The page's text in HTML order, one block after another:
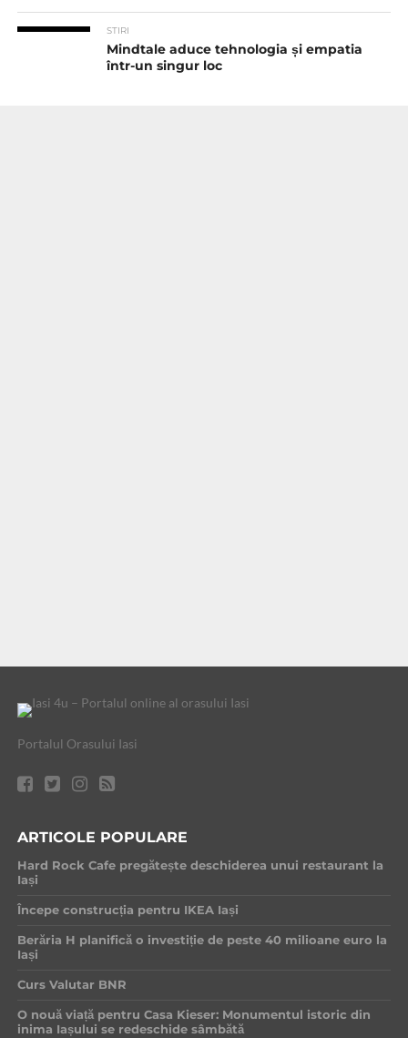
STIRI
Mindtale aduce tehnologia și empatia
într-un singur loc
Portalul Orasului Iasi
ARTICOLE POPULARE
Hard Rock Cafe pregătește deschiderea unui restaurant la
Iași
Începe construcția pentru IKEA Iași
Berăria H planifică o investiție de peste 40 milioane euro la
Iași
Curs Valutar BNR
O nouă viață pentru Casa Kieser: Monumentul istoric din
inima Iașului se redeschide sâmbătă